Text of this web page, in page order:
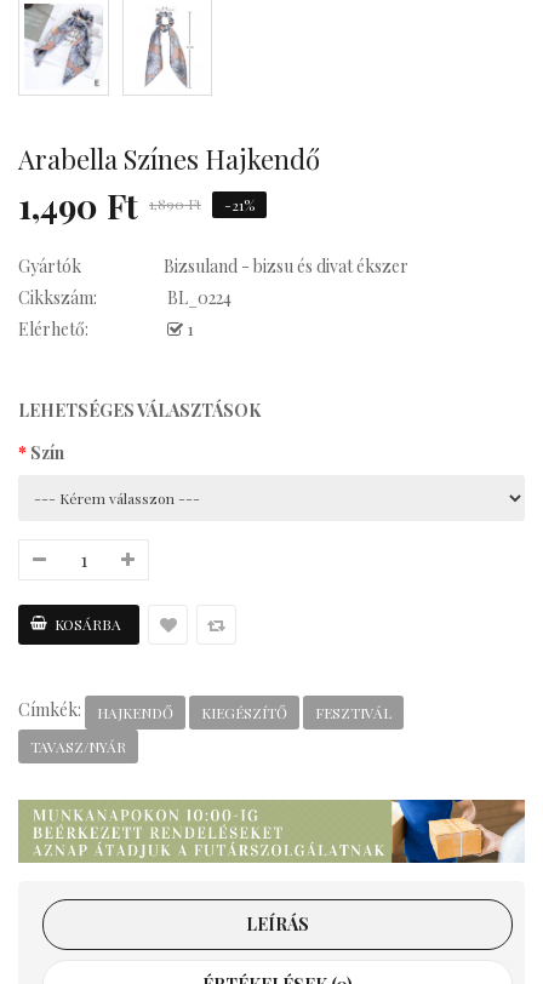
Statement
Statement
Arabella Színes Hajkendő
1,490 Ft 1,890 Ft -21%
Gyártók
Bizsuland - bizsu és divat ékszer
Cikkszám:
BL_0224
Elérhető:
1
LEHETSÉGES VÁLASZTÁSOK
Szín
Címkék: HAJKENDŐ KIEGÉSZÍTŐ
FESZTIVÁL
TAVASZ/NYÁR
LEÍRÁS